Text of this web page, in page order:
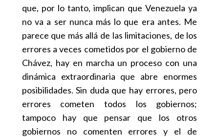
que, por lo tanto, implican que Venezuela ya
no va a ser nunca más lo que era antes. Me
parece que más allá de las limitaciones, de los
errores a veces cometidos por el gobierno de
Chávez, hay en marcha un proceso con una
dinámica extraordinaria que abre enormes
posibilidades. Sin duda que hay errores, pero
errores cometen todos los gobiernos;
tampoco hay que pensar que los otros
gobiernos no comenten errores y el de